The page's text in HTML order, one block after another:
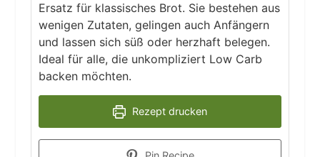
Ersatz für klassisches Brot. Sie bestehen aus
wenigen Zutaten, gelingen auch Anfängern
und lassen sich süß oder herzhaft belegen.
Ideal für alle, die unkompliziert Low Carb
backen möchten.
Rezept drucken